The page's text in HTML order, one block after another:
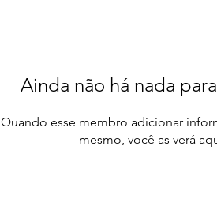
Ainda não há nada
Quando esse membro adicionar
mesmo, você as verá